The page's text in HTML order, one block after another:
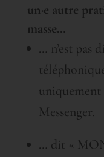
un·e autre
masse…
… n’est pas
Messenger.
… dit «